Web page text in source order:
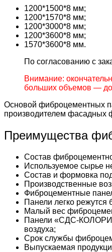
1200*1500*8 мм;
1200*1570*8 мм;
1200*3000*8 мм;
1200*3600*8 мм;
1570*3600*8 мм.
По согласованию с
Внимание:
больших объемов —
Основой фиброцементных
производителем фасадных
Преимущества
Состав
Используемое сырье
Состав и формовка
Производственные
Фиброцементные
Панели легко режутся
Малый вес
Панели «СДС-
воздуха;
Срок службы
Выпускаемая